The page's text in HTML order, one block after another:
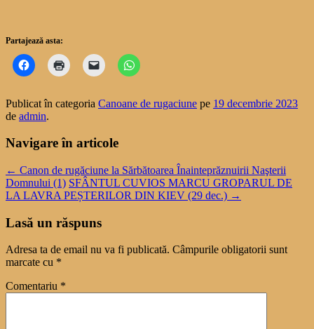
Partajează asta:
Publicat în categoria Canoane de rugaciune pe 19 decembrie 2023
de admin.
Navigare în articole
← Canon de rugăciune la Sărbătoarea Înainteprăznuirii Naşterii
Domnului (1) SFÂNTUL CUVIOS MARCU GROPARUL DE
LA LAVRA PEȘTERILOR DIN KIEV (29 dec.) →
Lasă un răspuns
Adresa ta de email nu va fi publicată. Câmpurile obligatorii sunt
marcate cu *
Comentariu *